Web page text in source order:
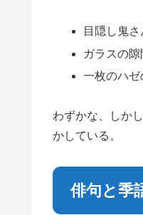
目隠し鬼
ガラスの
一枚の
わずかな、しか
かしている。
俳句と季